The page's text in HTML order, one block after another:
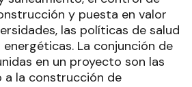
y puesta en valor
las políticas de salud
La conjunción de
en un proyecto son las
a la construcción de